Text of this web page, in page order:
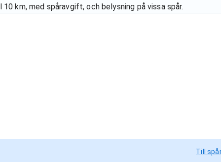
km, med spåravgift, och belysning på vissa spår.
Till